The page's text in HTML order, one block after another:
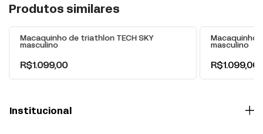
Produtos similares
Macaquinho de triathlon TECH SKY
masculino
R$1.099,00
+
Macaquinho
masculino
R$1.099,00
Institucional